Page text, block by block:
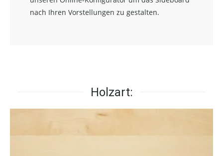
nach Ihren Vorstellungen zu gestalten.
Holzart: